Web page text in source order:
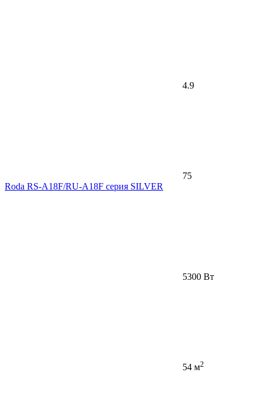
4.9
75
Roda RS-A18F/RU-A18F серия SILVER
5300 Вт
54 м2